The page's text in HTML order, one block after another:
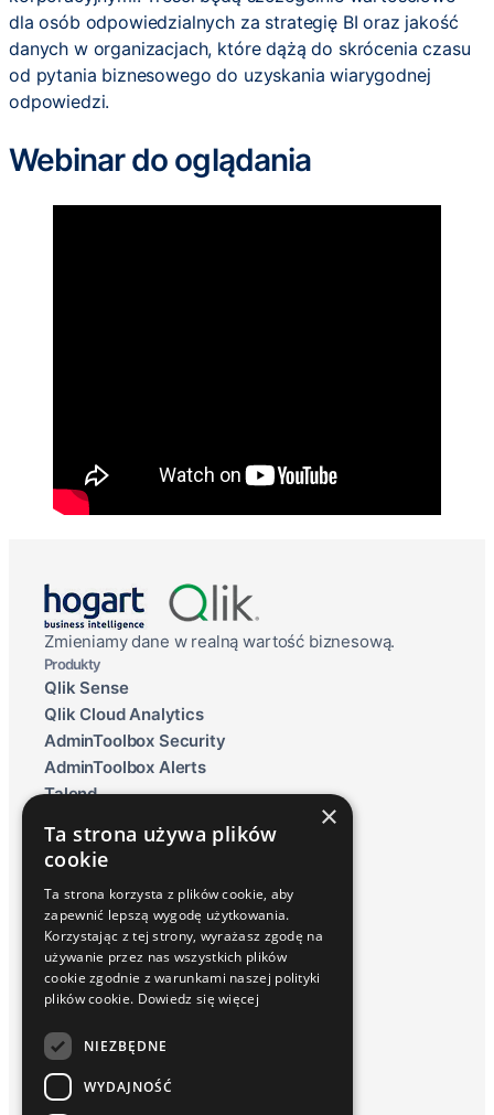
dla osób odpowiedzialnych za strategię BI oraz jakość
danych w organizacjach, które dążą do skrócenia czasu
od pytania biznesowego do uzyskania wiarygodnej
odpowiedzi.
Webinar do oglądania
Zmieniamy dane w realną wartość biznesową.
Produkty
Qlik Sense
Qlik Cloud Analytics
AdminToolbox Security
AdminToolbox Alerts
Talend
Raportowanie ESG
Inphinity
Usługi i Rozwiązania
Wdrożenia
Serwis / Utrzymanie
Szkolenia
Baza wiedzy
Słownik
Webinary Talend i Qlik Sense
O nas
×
Ta strona używa plików
cookie
Ta strona korzysta z plików cookie, aby
zapewnić lepszą wygodę użytkowania.
Korzystając z tej strony, wyrażasz zgodę na
używanie przez nas wszystkich plików
cookie zgodnie z warunkami naszej polityki
plików cookie. Dowiedz się więcej
NIEZBĘDNE
WYDAJNOŚĆ